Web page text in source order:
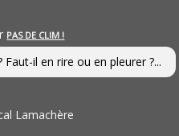
PAS DE CLIM !
il en rire ou en pleurer ?...
Lamachère